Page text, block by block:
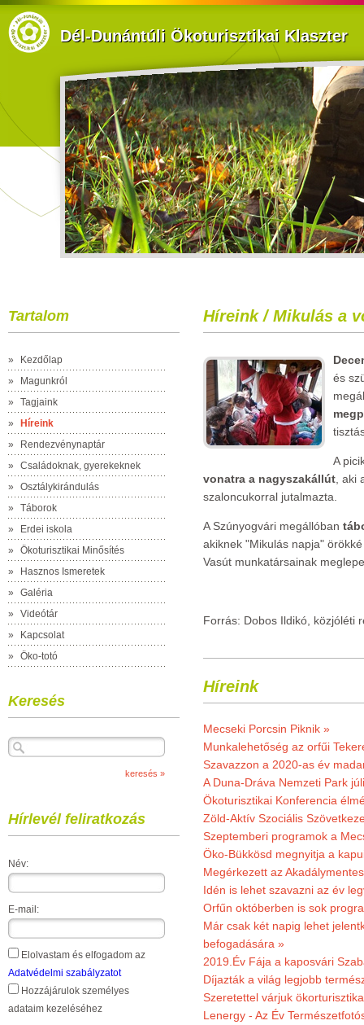
Dél-Dunántúli Ökoturisztikai Klaszter
Tartalom
»
Kezdőlap
»
Magunkról
»
Tagjaink
»
Híreink
»
Rendezvénynaptár
»
Családoknak, gyerekeknek
»
Osztálykirándulás
»
Táborok
»
Erdei iskola
»
Ökoturisztikai Minősítés
»
Hasznos Ismeretek
»
Galéria
»
Videótár
»
Kapcsolat
»
Öko-totó
Keresés
Hírlevél feliratkozás
Név:
E-mail:
Elolvastam és elfogadom az
Adatvédelmi szabályzatot
Hozzájárulok személyes
adataim kezeléséhez
Híreink / Mikulás a
és
A
vonatra a nagyszakállút ,
szaloncukorral jutalmazta.
A Szúnyogvári megállóban
akiknek "Mikulás napja"
Vasút munkatársainak
Forrás: Dobos Ildikó, közjóléti
Híreink
Mecseki Porcsin Piknik »
Munkalehetőség az orfűi
Szavazzon a 2020-as év
A Duna-Dráva Nemzeti Park
Ökoturisztikai Konferencia
Zöld-Aktív Szociális
Szeptemberi programok a
Öko-Bükkösd megnyitja a
Megérkezett az
Idén is lehet szavazni az év
Orfűn októberben is sok
Már csak két napig lehet
befogadására »
2019.Év Fája a kaposvári
Díjazták a világ legjobb
Szeretettel várjuk
Lenergy - Az Év